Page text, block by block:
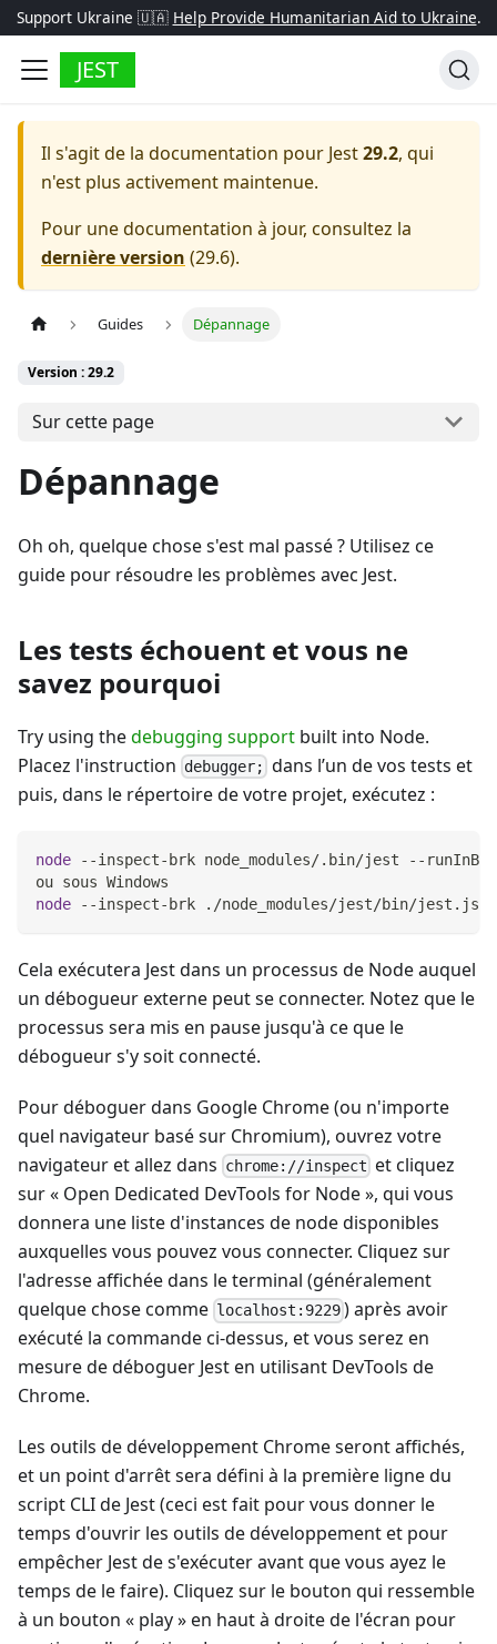
Support Ukraine 🇺🇦 Help Provide Humanitarian Aid to Ukraine.
JEST
Il s'agit de la documentation pour Jest29.2, qui
n'est plus activement maintenue.
Pour une documentation à jour, consultez la
dernière version (29.6).
Guides Dépannage
Version : 29.2
Sur cette page
Dépannage
Oh oh, quelque chose s'est mal passé ? Utilisez ce
guide pour résoudre les problèmes avec Jest.
Les tests échouent et vous ne
savez pourquoi
Try using thedebugging support built into Node.
Placez l'instruction debugger; dans l’un de vos tests et
puis, dans le répertoire de votre projet, exécutez :
node --inspect-brk node_modules/.bin/jest --
ou sous Windows
node --inspect-brk ./node_modules/jest/bin/jest.js
Cela exécutera Jest dans un processus de Node auquel
un débogueur externe peut se connecter. Notez que le
processus sera mis en pause jusqu'à ce que le
débogueur s'y soit connecté.
Pour déboguer dans Google Chrome (ou n'importe
quel navigateur basé sur Chromium), ouvrez votre
navigateur et allez dans chrome://inspect et cliquez
sur « Open Dedicated DevTools for Node », qui vous
donnera une liste d'instances de node disponibles
auxquelles vous pouvez vous connecter. Cliquez sur
l'adresse affichée dans le terminal (généralement
quelque chose comme localhost:9229 ) après avoir
exécuté la commande ci-dessus, et vous serez en
mesure de déboguer Jest en utilisant DevTools de
Chrome.
Les outils de développement Chrome seront affichés,
et un point d'arrêt sera défini à la première ligne du
script CLI de Jest (ceci est fait pour vous donner le
temps d'ouvrir les outils de développement et pour
empêcher Jest de s'exécuter avant que vous ayez le
temps de le faire). Cliquez sur le bouton qui ressemble
à un bouton « play » en haut à droite de l'écran pour